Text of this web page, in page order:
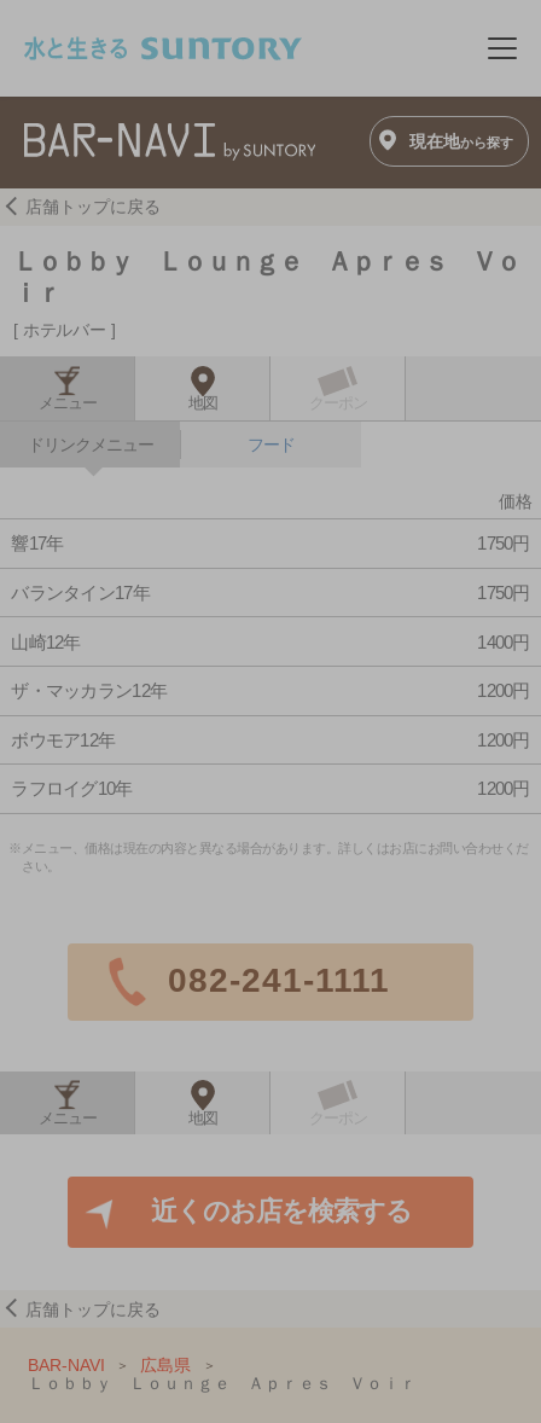
メ
現在地から探す
店舗トップに戻る
Ｌｏｂｂｙ Ｌｏｕｎｇｅ Ａｐｒｅｓ Ｖｏ
ｉｒ
ホテルバー
メニュー 地図
ドリンクメニュー フード
価格
響17年 1750円
バランタイン17年 1750円
山崎12年 1400円
ザ・マッカラン12年 1200円
ボウモア12年 1200円
ラフロイグ10年 1200円
※メニュー、価格は現在の内容と異なる場合があります。詳しくはお店にお問い合わせくだ
さい。
082-241-1111
メニュー 地図
近くのお店を検索する
店舗トップに戻る
BAR-NAVI
広島県
Ｌｏｂｂｙ Ｌｏｕｎｇｅ Ａｐｒｅｓ Ｖｏｉｒ